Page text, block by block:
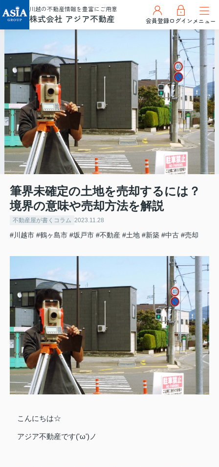
川越の不動産情報を豊富にご用意
株式会社 アジア不動産 会員登録ログインメニュー
筆界未確定の土地を売却するには？
境界の意味や売却方法を解説
不動産屋が書くコラム 2023.11.28
#川越市 #鶴ヶ島市 #坂戸市 #不動産 #土地 #新築 #中古 #売却
こんにちは☆
アジア不動産です('ω')ノ